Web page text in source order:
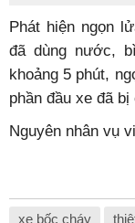
Phát hiện ngọn
đã dùng nước,
khoảng 5 phút,
phần đầu xe đã
Nguyên nhân vụ
xe bốc cháy